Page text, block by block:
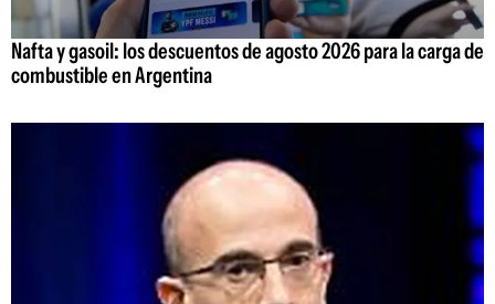
Nafta y gasoil: los descuentos de agosto 2026 para la carga de
combustible en Argentina